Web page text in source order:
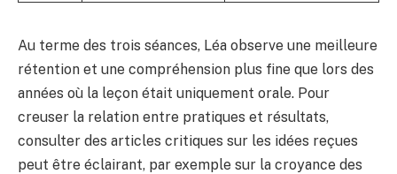
Au terme des trois séances, Léa observe une meilleure
rétention et une compréhension plus fine que lors des
années où la leçon était uniquement orale. Pour
creuser la relation entre pratiques et résultats,
consulter des articles critiques sur les idées reçues
peut être éclairant, par exemple sur la croyance des